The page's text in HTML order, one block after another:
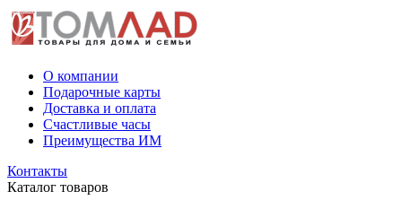
О компании
Подарочные карты
Доставка и оплата
Счастливые часы
Преимущества ИМ
Контакты
Каталог товаров